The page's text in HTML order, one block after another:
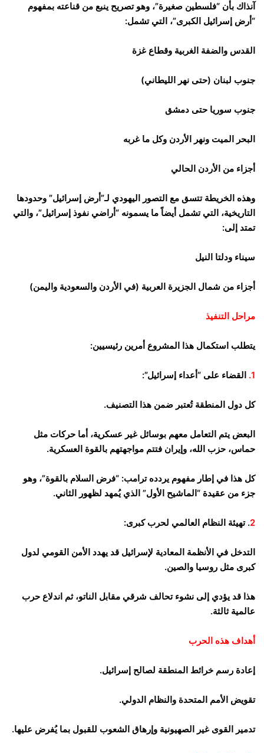
آنذاك بأن “فلسطين صغيرة”، وهو تصريح ينبع من قناعته بمفهوم
“أرض إسرائيل الكبرى”، التي تشمل:
القدس والضفة الغربية وقطاع غزة
جنوب لبنان (حتى نهر الليطاني)
جنوب سوريا حتى دمشق
البحر الميت ونهر الأردن وكل ما غربه
أجزاء من الأردن الحالي
وهذه الخريطة تتسق مع التصور اليهودي لـ”أرض إسرائيل” وحدودها
التاريخية، التي تشمل أيضاً ما يسمونه “أراضي نفوذ إسرائيل”، والتي
تمتد إلى:
سيناء ودلتا النيل
أجزاء من شمال الجزيرة العربية (في الأردن والسعودية واليمن)
مراحل التنفيذ
يتطلب استكمال هذا المشروع أمرين رئيسيين:
1. القضاء على “أعداء إسرائيل”:
كل دول المنطقة تُعتبر ضمن هذا التصنيف.
البعض يتم التعامل معهم بوسائل غير عسكرية، أما حركات مثل
حماس، حزب الله، وإيران فتتم مواجهتهم بالقوة العسكرية.
كل هذا في إطار مفهوم يردده ترامب: “فرض السلام بالقوة”، وهو
جزء من عقيدة “الماشيح الأول” الذي يُمهد لظهور الثاني.
2. تهيئة النظام العالمي لحرب كبرى:
التدخل في الأنظمة المعادية لإسرائيل قد يهدد الأمن القومي لدول
كبرى مثل روسيا والصين.
هذا قد يؤدي إلى نشوء تحالف شرقي مقابل الناتو، ثم اندلاع حرب
عالمية ثالثة.
أهداف هذه الحرب
إعادة رسم خرائط المنطقة لصالح إسرائيل.
تقويض الأمم المتحدة والنظام الدولي.
تدمير القوى غير الصهيونية وإرهاق الشعوب للقبول بما يُفرض عليها.